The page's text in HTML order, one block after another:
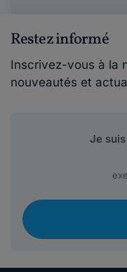
Restez informé
Inscrivez-vous à la
nouveautés et